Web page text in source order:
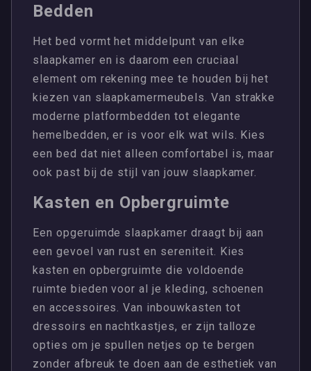
Bedden
Het bed vormt het middelpunt van elke
slaapkamer en is daarom een cruciaal
element om rekening mee te houden bij het
kiezen van slaapkamermeubels. Van strakke
moderne platformbedden tot elegante
hemelbedden, er is voor elk wat wils. Kies
een bed dat niet alleen comfortabel is, maar
ook past bij de stijl van jouw slaapkamer.
Kasten en Opbergruimte
Een opgeruimde slaapkamer draagt bij aan
een gevoel van rust en sereniteit. Kies
kasten en opbergruimte die voldoende
ruimte bieden voor al je kleding, schoenen
en accessoires. Van inbouwkasten tot
dressoirs en nachtkastjes, er zijn talloze
opties om je spullen netjes op te bergen
zonder afbreuk te doen aan de esthetiek van